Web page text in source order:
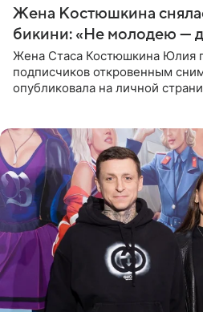
Жена Костюшкина
бикини: «Не молодею —
Жена Стаса Костюшкина Юлия
подписчиков откровенным
опубликовала на личной